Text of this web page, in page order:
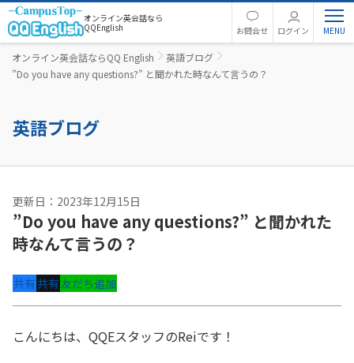
オンライン英会話なら
QQEnglish
お問合せ ログイン
オンライン英会話ならQQ English
英語ブログ
”Do you have any questions?” と聞かれた時なんて言うの？
英語ブログ
更新日：2023年12月15日
”Do you have any questions?” と聞かれた
時なんて言うの？
共有共有友だち追加
こんにちは、QQEスタッフのReiです！